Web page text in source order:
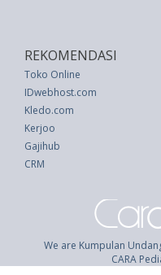
REKOMENDASI
Toko Online
IDwebhost.com
Kledo.com
Kerjoo
Gajihub
CRM
We are Kumpulan
CARA